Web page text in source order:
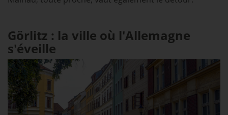
Görlitz : la ville où l'Allemagne
s'éveille